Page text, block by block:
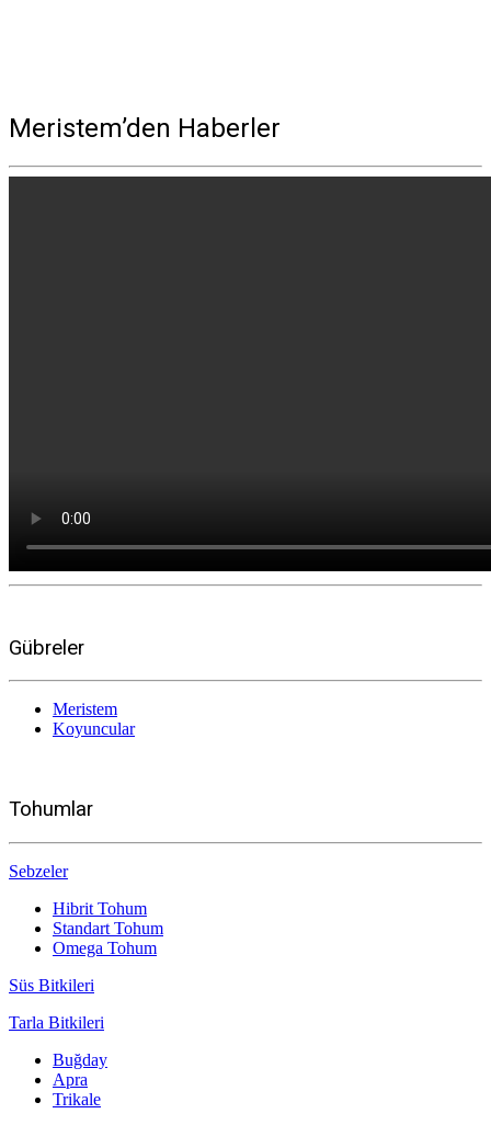
Meristem’den Haberler
Gübreler
Meristem
Koyuncular
Tohumlar
Sebzeler
Hibrit Tohum
Standart Tohum
Omega Tohum
Süs Bitkileri
Tarla Bitkileri
Buğday
Apra
Trikale